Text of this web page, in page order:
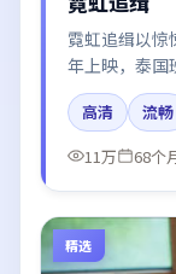
霓虹追缉以惊
年上映，泰国
章子怡在片
辑强化了情绪
高清
流畅
11万
68个
精选